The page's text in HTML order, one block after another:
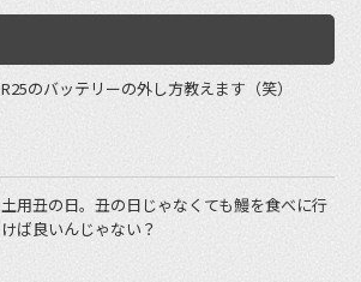
R25のバッテリーの外し方教えます（笑）
土用丑の日。丑の日じゃなくても鰻を食べに行
けば良いんじゃない？